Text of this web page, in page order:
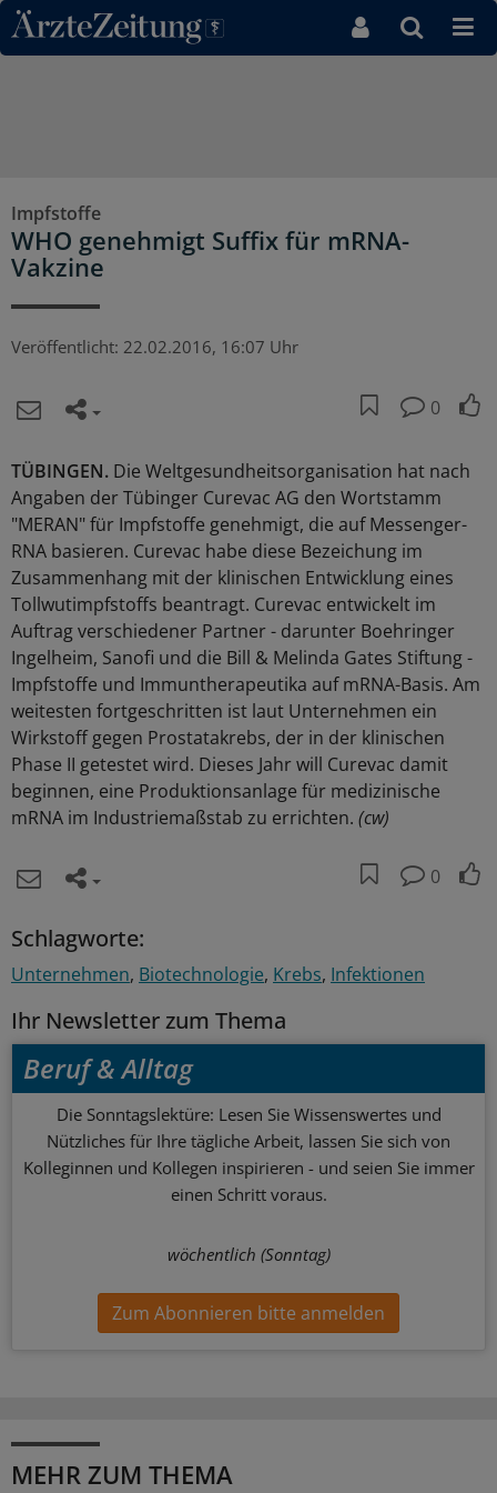
Direkt zum Inhaltsbereich
Impfstoffe
WHO genehmigt Suffix für mRNA-
Vakzine
Veröffentlicht: 22.02.2016, 16:07 Uhr
0
TÜBINGEN. Die Weltgesundheitsorganisation hat nach
Angaben der Tübinger Curevac AG den Wortstamm
"MERAN" für Impfstoffe genehmigt, die auf Messenger-
RNA basieren. Curevac habe diese Bezeichung im
Zusammenhang mit der klinischen Entwicklung eines
Tollwutimpfstoffs beantragt. Curevac entwickelt im
Auftrag verschiedener Partner - darunter Boehringer
Ingelheim, Sanofi und die Bill & Melinda Gates Stiftung -
Impfstoffe und Immuntherapeutika auf mRNA-Basis. Am
weitesten fortgeschritten ist laut Unternehmen ein
Wirkstoff gegen Prostatakrebs, der in der klinischen
Phase II getestet wird. Dieses Jahr will Curevac damit
beginnen, eine Produktionsanlage für medizinische
mRNA im Industriemaßstab zu errichten. (cw)
0
Schlagworte:
Unternehmen Biotechnologie Krebs Infektionen
Ihr Newsletter zum Thema
Beruf & Alltag
Die Sonntagslektüre: Lesen Sie Wissenswertes und
Nützliches für Ihre tägliche Arbeit, lassen Sie sich von
Kolleginnen und Kollegen inspirieren - und seien Sie immer
einen Schritt voraus.
wöchentlich (Sonntag)
Zum Abonnieren bitte anmelden
MEHR ZUM THEMA